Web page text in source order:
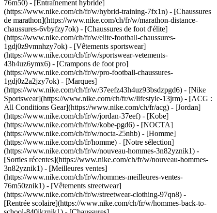
76m50) - [Entraînement hybride]
(https://www.nike.com/ch/fr/w/hybrid-training-7fx1n) - [Chaussures
de marathon](https://www.nike.com/ch/fr/w/marathon-distance-
chaussures-6vbyfzy7ok) - [Chaussures de foot d'élite]
(https://www.nike.com/ch/fr/w/elite-football-chaussures-
1gdj0z9vmnhzy7ok) - [Vêtements sportswear]
(https://www.nike.com/ch/fr/w/sportswear-vetements-
43h4uz6ymx6) - [Crampons de foot pro]
(https://www.nike.com/ch/fr/w/pro-football-chaussures-
1gdj0z2a2jzy7ok) - [Marques]
(https://www.nike.com/ch/fr/w/37eefz43h4uz93bsdzpgd6) - [Nike
Sportswear](https://www.nike.com/ch/fr/w/lifestyle-13jrm) - [ACG :
All Conditions Gear](https://www.nike.com/ch/fr/acg) - [Jordan]
(https://www.nike.com/ch/fr/w/jordan-37eef) - [Kobe]
(https://www.nike.com/ch/fr/w/kobe-pgd6) - [NOCTA]
(https://www.nike.com/ch/fr/w/nocta-25nhb) - [Homme]
(https://www.nike.com/ch/fr/homme) - [Notre sélection]
(https://www.nike.com/ch/fr/w/nouveau-hommes-3n82yznik1) -
[Sorties récentes](https://www.nike.com/ch/fr/w/nouveau-hommes-
3n82yznik1) - [Meilleures ventes]
(https://www.nike.com/ch/fr/w/hommes-meilleures-ventes-
76m50znik1) - [Vêtements streetwear]
(https://www.nike.com/ch/fr/w/streetwear-clothing-97qn8) -
[Rentrée scolaire](https://www.nike.com/ch/fr/w/hommes-back-to-